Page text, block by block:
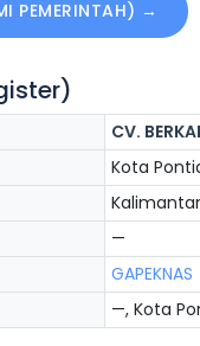
PEMERINTAH) →
CV.
Kota
—
GAPEKNAS
—, Kota